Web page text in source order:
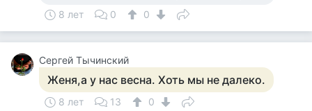
8 лет 0 0
Сергей Тычинский
Женя,а у нас весна. Хоть мы не далеко.
8 лет 13
0